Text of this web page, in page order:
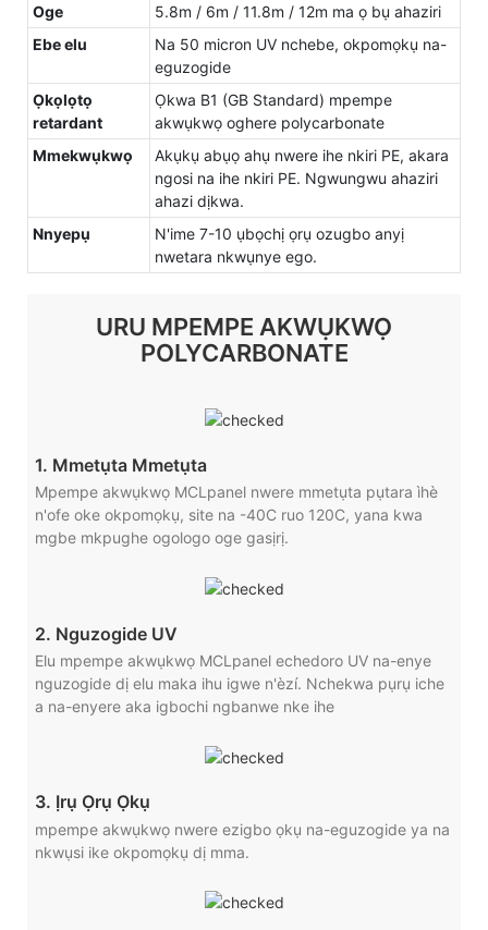
Oge
5.8m / 6m / 11.8m / 12m ma ọ bụ ahaziri
Ebe elu
Na 50 micron UV nchebe, okpomọkụ na-
eguzogide
Ọkọlọtọ
retardant
Ọkwa B1 (GB Standard) mpempe
akwụkwọ oghere polycarbonate
Mmekwụkwọ
Akụkụ abụọ ahụ nwere ihe nkiri PE, akara
ngosi na ihe nkiri PE. Ngwungwu ahaziri
ahazi dịkwa.
Nnyepụ
N'ime 7-10 ụbọchị ọrụ ozugbo anyị
nwetara nkwụnye ego.
URU MPEMPE AKWỤKWỌ
POLYCARBONATE
1. Mmetụta Mmetụta
Mpempe akwụkwọ MCLpanel nwere mmetụta pụtara ìhè
n'ofe oke okpomọkụ, site na -40C ruo 120C, yana kwa
mgbe mkpughe ogologo oge gasịrị.
2. Nguzogide UV
Elu mpempe akwụkwọ MCLpanel echedoro UV na-enye
nguzogide dị elu maka ihu igwe n'èzí. Nchekwa pụrụ iche
a na-enyere aka igbochi ngbanwe nke ihe
3. Ịrụ Ọrụ Ọkụ
mpempe akwụkwọ nwere ezigbo ọkụ na-eguzogide ya na
nkwụsi ike okpomọkụ dị mma.